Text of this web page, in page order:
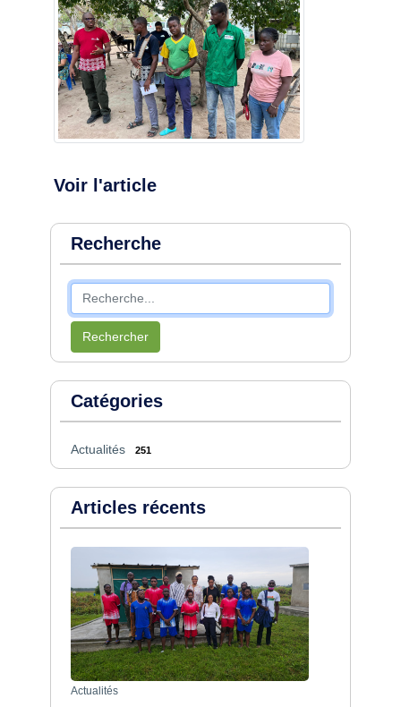
Voir l'article
Recherche
Rechercher
Catégories
Actualités 251
Articles récents
Actualités